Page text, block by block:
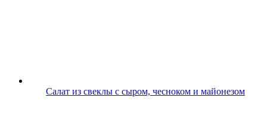
Салат из свеклы с сыром, чесноком и майонезом